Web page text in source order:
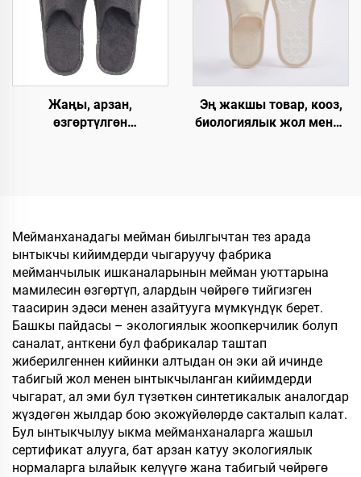
үчүн, өзгөртүлгөн
логотип менен
Жаңы, арзан,
өзгөртүлгөн
экологиялык жол менен
ыдырачуу панчык
өндүрүүчү
Эң жакшы товар, кооз,
биологиялык жол менен
мейманхана жана
авиакомпаниялар үчүн
жеке логотип менен
Мейманханадагы мейман биылгычтан тез арада
ынтыкчы кийимдерди чыгаруучу фабрика
мейманчылык ишканаларынын мейман уюттарына
мамилесин өзгөртүп, алардын чөйрөгө тийгизген
таасирин эдәси менен азайтууга мүмкүндүк берет.
Башкы пайдасы – экологиялык жоопкерчилик болуп
саналат, анткени бул фабрикалар таштап
жиберилгеннен кийинки алтыдан он эки ай ичинде
табигый жол менен ынтыкчыланган кийимдерди
чыгарат, ал эми бул түзөткөн синтетикалык аналогдар
жүздөгөн жылдар бою экожүйөлөрдө сакталып калат.
Бул ынтыкчылуу ыкма мейманханаларга жашыл
сертификат алууга, бат арзан катуу экологиялык
нормаларга ылайык келүүгө жана табигый чөйрөгө